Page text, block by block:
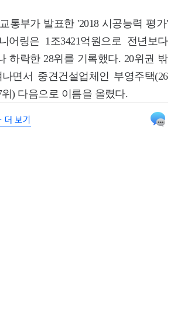
통부가 발표한 '2018 시공능력 평가'
어링은 1조3421억원으로 전년보다
하락한 28위를 기록했다. 20위권 밖
면서 중견건설업체인 부영주택(26
) 다음으로 이름을 올렸다.
더 보기